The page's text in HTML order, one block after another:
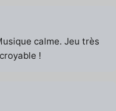
calme. Jeu très
!